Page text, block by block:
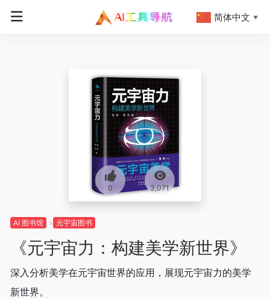
0 3,071
AI 图书馆 元宇宙图书
《元宇宙力：构建美学新世界》
深入分析美学在元宇宙世界的应用，展现元宇宙力的美学
新世界。
简体中文 ▼